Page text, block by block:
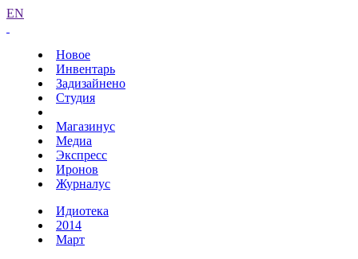
EN
Новое
Инвентарь
Задизайнено
Студия
Магазинус
Медиа
Экспресс
Иронов
Журналус
Идиотека
2014
Март